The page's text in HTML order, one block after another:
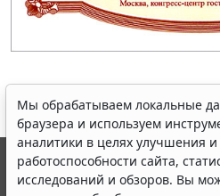
Мы обрабатываем локальные
браузера и используем
аналитики в целях улучшения
работоспособности сайта,
исследований и обзоров. Вы
© ООО "НПП "ГАРАНТ-СЕРВИС",